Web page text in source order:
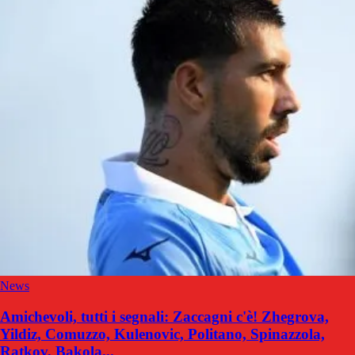
News
Amichevoli, tutti i segnali: Zaccagni c'è! Zhegrova,
Yildiz, Comuzzo, Kulenovic, Politano, Spinazzola,
Ratkov, Bakola...